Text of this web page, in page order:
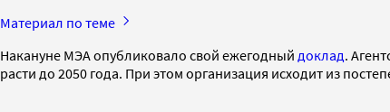
Материал по теме
Накануне МЭА опубликовало свой ежегодный доклад.
расти до 2050 года. При этом организация исходит из